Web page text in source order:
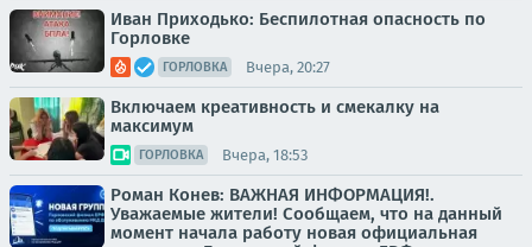
Иван Приходько: Беспилотная опасность по
Горловке
ГОРЛОВКА Вчера, 20:27
Включаем креативность и смекалку на
максимум
ГОРЛОВКА Вчера, 18:53
Роман Конев: ВАЖНАЯ ИНФОРМАЦИЯ!.
Уважаемые жители! Сообщаем, что на данный
момент начала работу новая официальная